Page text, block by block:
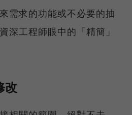
需求的功能或不必要的抽
深工程師眼中的「精簡」
改